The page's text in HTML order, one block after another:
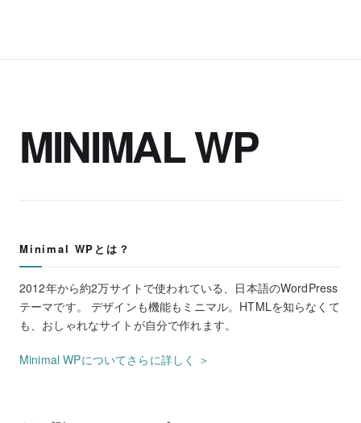
MINIMAL WP
Minimal WPとは？
2012年から約2万サイトで使われている、日本語のWordPress
テーマです。 デザインも機能もミニマル。HTMLを知らなくて
も、おしゃれなサイトが自分で作れます。
Minimal WPについてさらに詳しく ＞